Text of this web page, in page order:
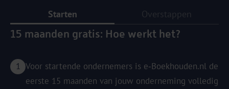
Starten
15 maanden gratis: Hoe werkt het?
Voor startende ondernemers is e‑Boekhouden.nl de
eerste 15 maanden van jouw onderneming volledig
Overstappen